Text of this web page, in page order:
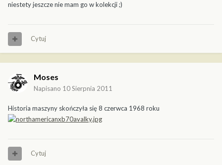
niestety jeszcze nie mam go w kolekcji ;)
Cytuj
Moses
Napisano 10 Sierpnia 2011
Historia maszyny skończyła się 8 czerwca 1968 roku
Cytuj